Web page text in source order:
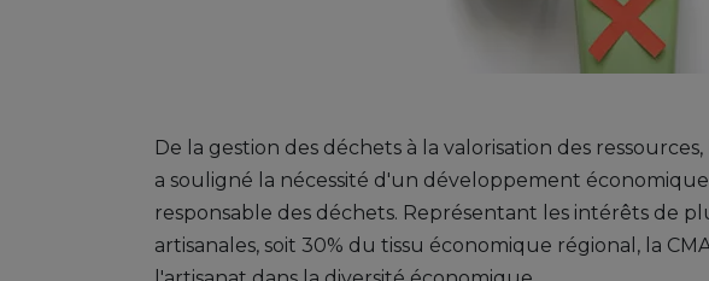
De la gestion des déchets à la valorisation des
a souligné la nécessité d'un développement
responsable des déchets. Représentant les intérêts de
artisanales, soit 30% du tissu économique régional, la